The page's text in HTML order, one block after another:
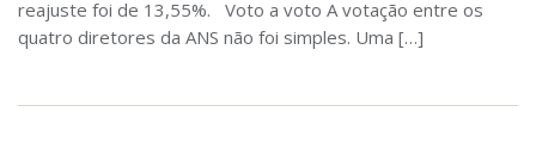
reajuste foi de 13,55%. Voto a voto A votação entre os
quatro diretores da ANS não foi simples. Uma […]